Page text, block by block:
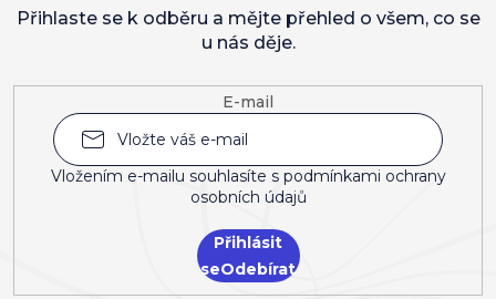
E-mail
Vložením e-mailu souhlasíte s podmínkami ochrany
osobních údajů
Přihlásit
se
Přihlaste se k odběru a mějte přehled o všem, co se
u nás děje.